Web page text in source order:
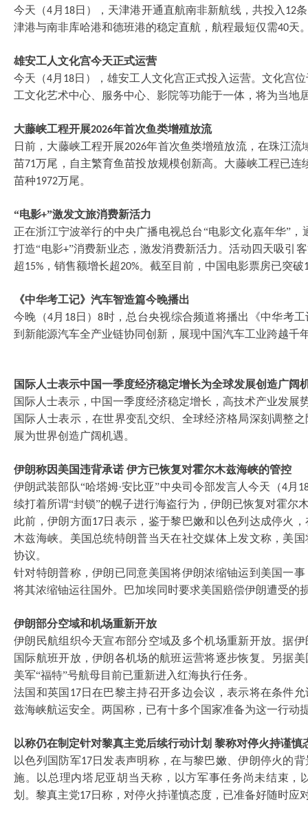
今天（4 月 18日），天津港开通直航南非新航线，共投入 12条
津港与南非库哈港和德班港的稳定直航，航程最短仅需40天
雄安工人文化宫今天正式运营
今天（4月 18日），雄安工人文化宫正式投入运营。文化宫
工文化艺术中心、服务中心、影院等功能于一体，将为当地
大藤峡工程开展2026年首次鱼类增殖放流
日前，大藤峡工程开展2026年首次鱼类增殖放流，在珠江流
苗71万尾，自主繁育鱼苗投放规模创新高。大藤峡工程已连
苗种1972万尾。
“电影+”激发文旅消费新活力
正在浙江宁波举行的中央广播电视总台“电影文化嘉年华”，
打造“电影+”消费新业态，激发消费新活力。活动四天吸引
超15% ，销售额增长超20%。截至目前，中国电影票房已突破
《中华考工记》汽车智造篇今晚播出
今晚（4月 18日）8时，总台央视综合频道将播出《中华考
到新能源汽车全产业链协同创新，展现中国汽车工业跨越千
国际人士表示中国一季度经济稳定增长为全球发展创造广阔
国际人士表示，中国一季度经济稳定增长，高技术产业发展
国际人士表示，在世界变乱交织、全球经济格局深刻调整
展为世界创造广阔机遇。
伊朗称因美国违背承诺 伊方已恢复对霍尔木兹海峡的管控
伊朗武装部队“哈塔姆·安比亚”中央司令部发言人今天（4月
续打着所谓“封锁”的幌子进行海盗行为，伊朗已恢复对霍尔
此前，伊朗方面17日表示，鉴于黎巴嫩和以色列达成停火
木兹海峡。美国总统特朗普当天在社交媒体上发文称，美
协议。
针对特朗普称，伊朗已同意美国将伊朗浓缩铀运到美国一
将其浓缩铀运往国外。巴加埃同时要求美国赔偿伊朗遭受的
伊朗部分空域和机场重新开放
伊朗民航组织今天宣布部分空域及多个机场重新开放。据
国际航班开放，伊朗各机场的航班运营将逐步恢复。另据美
美军“福特”号航母目前已重新进入红海执行任务。
法国和英国 17日在巴黎主持召开多边会议，表示将在条件
兹海峡航运安全。两国称，已有十多个国家准备为这一行动
以称仍在制定针对黎真主党后续行动计划 黎称对停火持谨慎
以色列国防军17日发表声明称，在与黎巴嫩、伊朗停火的
施。以总理内塔尼亚胡当天称，以方军事任务尚未结束，
划。黎真主党17日称，对停火持谨慎态度，已准备好随时应